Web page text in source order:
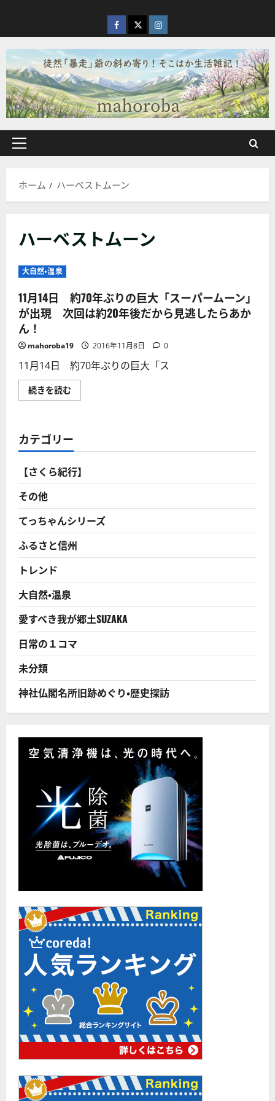
を
ス
キ
ッ
プ
facebook
X Instagram
メ
ン
ー
ホーム ハーベストムーン
ハーベストムーン
大自然・温泉
11月14日 約70年ぶりの巨大「スーパームーン」
が出現 次回は約20年後だから見逃したらあか
ん！
mahoroba19 2016年11月8日 0
11月14日 約70年ぶりの巨大「ス
続きを読む
月
年
ぶ
の
巨
大
パ
ー
ム
ー
ン」
が
出
は
約
20
年
後
だ
か
ら
し
た
ら
か
い
て
に
読
む
カテゴリー
【さくら紀行】
その他
てっちゃんシリーズ
ふるさと信州
トレンド
大自然・温泉
愛すべき我が郷土SUZAKA
日常の１コマ
未分類
神社仏閣名所旧跡めぐり・歴史探訪